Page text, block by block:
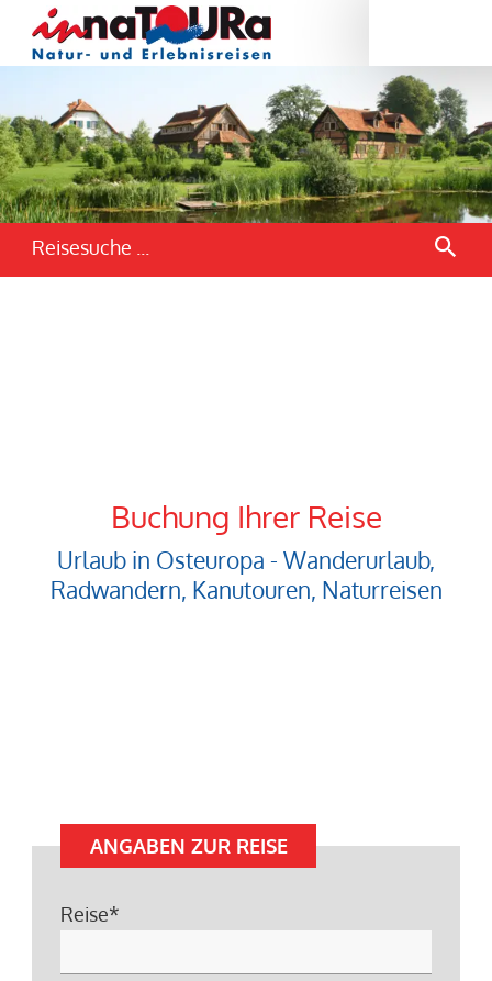
Reisesuche ...
Buchung Ihrer Reise
Urlaub in Osteuropa - Wanderurlaub,
Radwandern, Kanutouren, Naturreisen
ANGABEN ZUR REISE
Reise*